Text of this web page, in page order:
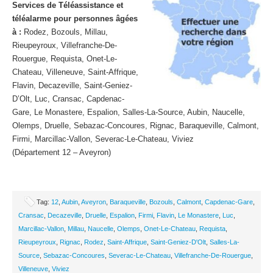
Services de Téléassistance et
téléalarme pour personnes âgées
à : Rodez, Bozouls, Millau,
Rieupeyroux, Villefranche-De-
Rouergue, Requista, Onet-Le-
Chateau, Villeneuve, Saint-Affrique,
Flavin, Decazeville, Saint-Geniez-
D’Olt, Luc, Cransac, Capdenac-
Gare, Le Monastere, Espalion, Salles-La-Source, Aubin, Naucelle,
Olemps, Druelle, Sebazac-Concoures, Rignac, Baraqueville, Calmont,
Firmi, Marcillac-Vallon, Severac-Le-Chateau, Viviez
(Département 12 – Aveyron)
Tag: 12 Aubin Aveyron Baraqueville Bozouls Calmont Capdenac-Gare
Cransac
Decazeville Druelle Espalion Firmi Flavin Le Monastere Luc
Marcillac-Vallon Millau Naucelle Olemps Onet-Le-Chateau Requista
Rieupeyroux
Rignac Rodez Saint-Affrique Saint-Geniez-D'Olt Salles-La-
Source Sebazac-Concoures Severac-Le-Chateau Villefranche-De-Rouergue
Villeneuve Viviez